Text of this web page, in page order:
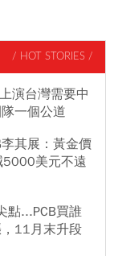
/ HOT STORIES /
演台灣需要中
一個公道
其展：黃金價
美元不遠
點...PCB買誰
11月末升段